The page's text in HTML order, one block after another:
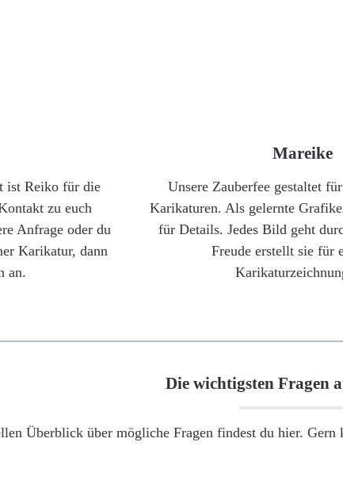
ist Reiko für die
zu euch
Anfrage oder du
Karikatur, dann
an.
Mareike
Unsere Zauberfee gestaltet
Karikaturen. Als gelernte
für Details. Jedes Bild geht
Freude erstellt sie für
Die wichtigsten Fragen
Überblick über mögliche Fragen findest du hier.